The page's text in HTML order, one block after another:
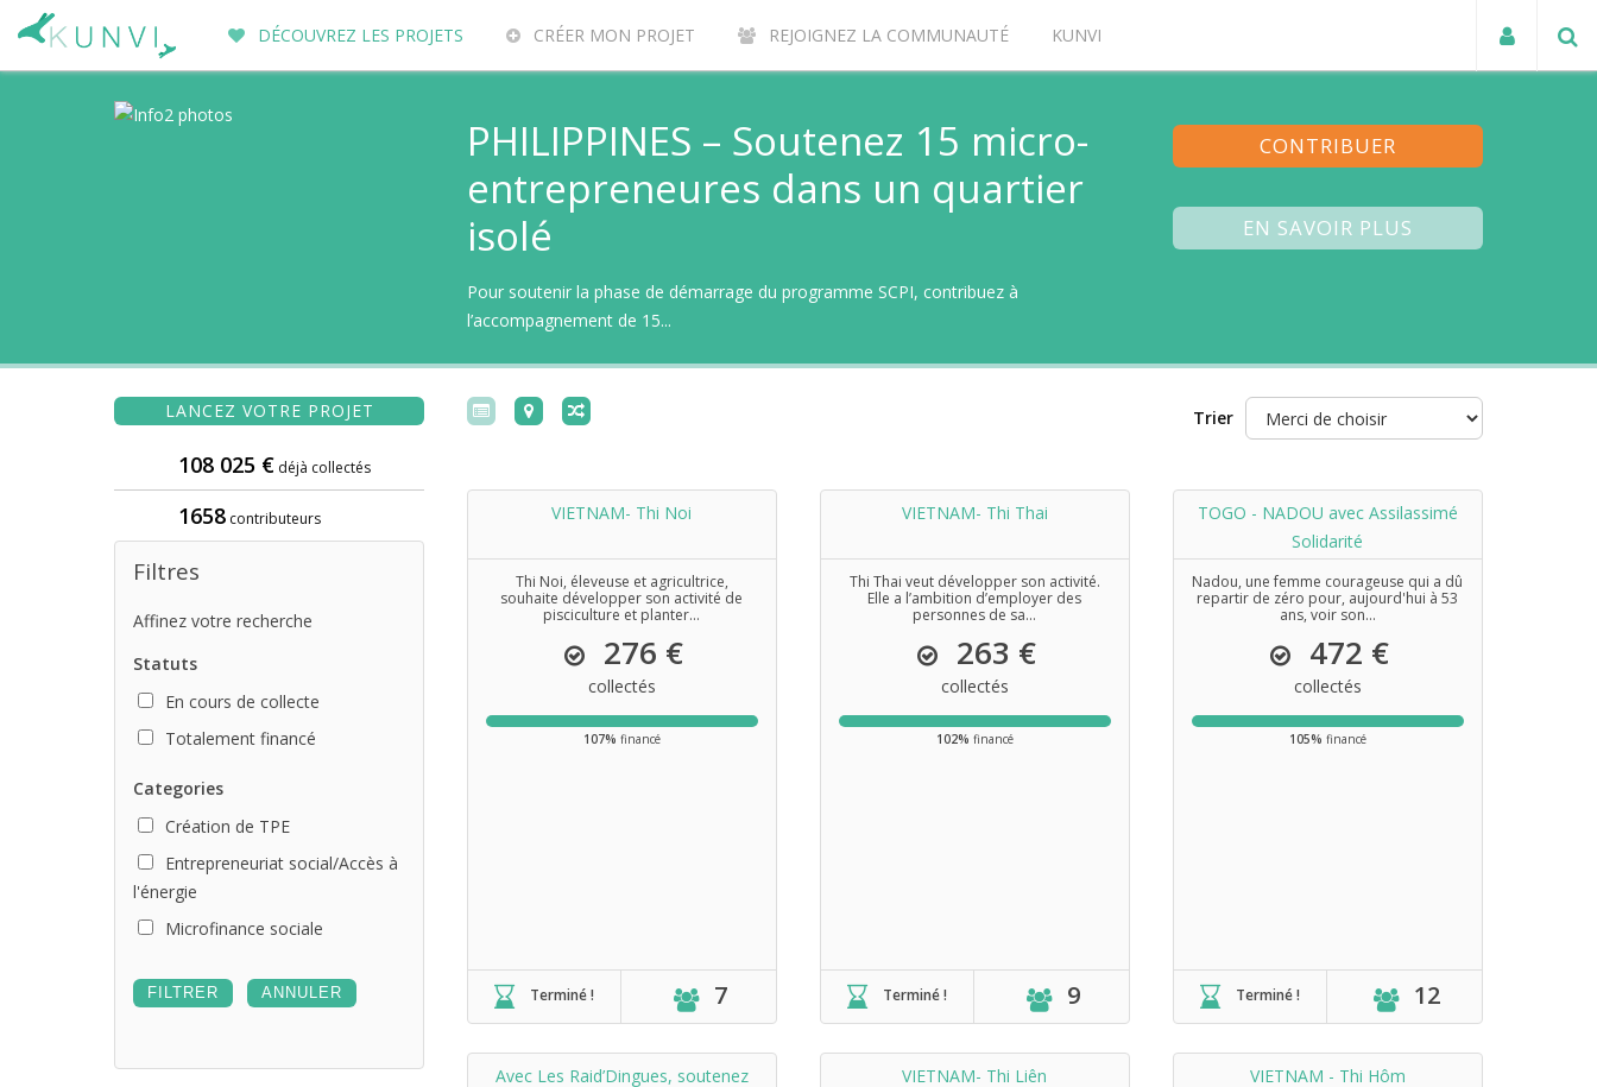
DÉCOUVREZ LES PROJETS CRÉER MON PROJET REJOIGNEZ LA COMMUNAUTÉ KUNVI
PHILIPPINES – Soutenez 15 micro-
entrepreneures dans un quartier
isolé
Pour soutenir la phase de démarrage du programme SCPI, contribuez à
l’accompagnement de 15...
CONTRIBUER
EN SAVOIR PLUS
LANCEZ VOTRE PROJET
108 025 € déjà collectés
1658 contributeurs
Filtres
Affinez votre recherche
Statuts
En cours de collecte
Totalement financé
Categories
Création de TPE
Entrepreneuriat social/Accès à
l'énergie
Microfinance sociale
Trier
VIETNAM- Thi Noi
Thi Noi, éleveuse et agricultrice,
souhaite développer son activité de
pisciculture et planter...
276 €
collectés
107% financé
Terminé ! 7
VIETNAM- Thi Thai
Thi Thai veut développer son activité.
Elle a l’ambition d’employer des
personnes de sa...
263 €
collectés
102% financé
Terminé ! 9
TOGO - NADOU avec Assilassimé
Solidarité
Nadou, une femme courageuse qui a dû
repartir de zéro pour, aujourd'hui à 53
ans, voir son...
472 €
collectés
105% financé
Terminé ! 12
Avec Les Raid’Dingues, soutenez
VIETNAM- Thi Liên VIETNAM - Thi Hôm